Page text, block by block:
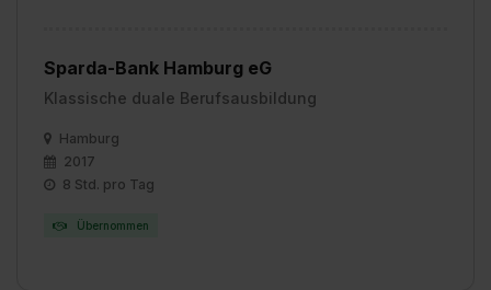
Sparda-Bank Hamburg eG
Klassische duale Berufsausbildung
Hamburg
2017
8 Std. pro Tag
Übernommen